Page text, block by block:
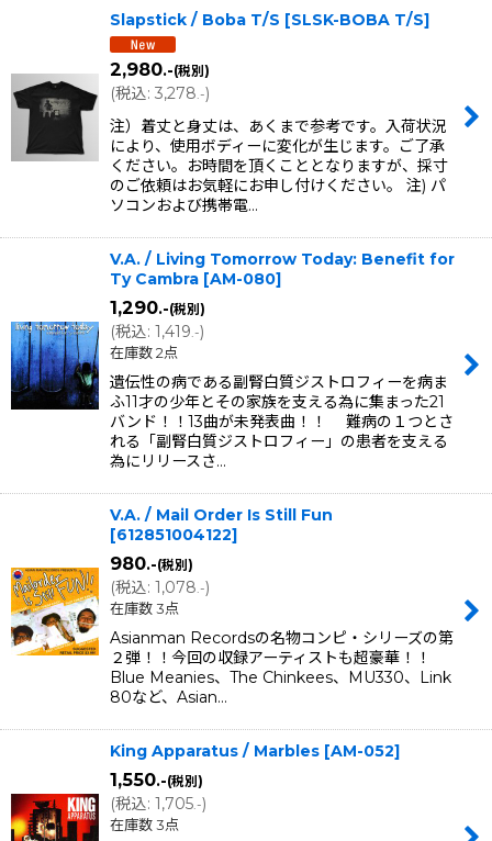
Slapstick / Boba T/S [SLSK-BOBA T/S]
2,980.-(税別)
(税込: 3,278 .-)
注）着丈と身丈は、あくまで参考です。入荷状況
により、使用ボディーに変化が生じます。ご了承
ください。お時間を頂くこととなりますが、採寸
のご依頼はお気軽にお申し付けください。 注) パ
ソコンおよび携帯電…
V.A. / Living Tomorrow Today: Benefit for
Ty Cambra [AM-080]
1,290.-(税別)
(税込: 1,419 .-)
在庫数 2点
遺伝性の病である副腎白質ジストロフィーを病ま
ふ11才の少年とその家族を支える為に集まった21
バンド！！13曲が未発表曲！！ 難病の１つとさ
れる「副腎白質ジストロフィー」の患者を支える
為にリリースさ…
V.A. / Mail Order Is Still Fun
[612851004122]
980.-(税別)
(税込: 1,078 .-)
在庫数 3点
Asianman Recordsの名物コンピ・シリーズの第
２弾！！今回の収録アーティストも超豪華！！
Blue Meanies、The Chinkees、MU330、Link
80など、Asian…
King Apparatus / Marbles [AM-052]
1,550.-(税別)
(税込: 1,705 .-)
在庫数 3点